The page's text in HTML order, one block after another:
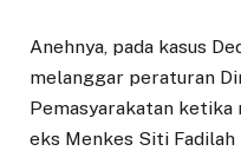
Anehnya, pada kasus
melanggar peraturan
Pemasyarakatan ketika
eks Menkes Siti Fadilah